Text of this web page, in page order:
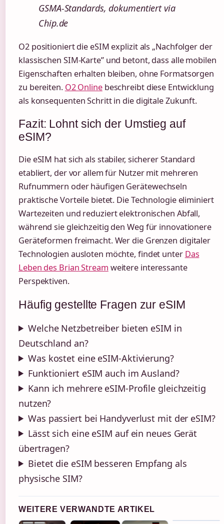
GSMA-Standards, dokumentiert via
Chip.de
O2 positioniert die eSIM explizit als „Nachfolger der
klassischen SIM-Karte” und betont, dass alle mobilen
Eigenschaften erhalten bleiben, ohne Formatsorgen
zu bereiten. O2 Onlinebeschreibt diese Entwicklung
als konsequenten Schritt in die digitale Zukunft.
Fazit: Lohnt sich der Umstieg auf
eSIM?
Die eSIM hat sich als stabiler, sicherer Standard
etabliert, der vor allem für Nutzer mit mehreren
Rufnummern oder häufigen Gerätewechseln
praktische Vorteile bietet. Die Technologie eliminiert
Wartezeiten und reduziert elektronischen Abfall,
während sie gleichzeitig den Weg für innovationere
Geräteformen freimacht. Wer die Grenzen digitaler
Technologien ausloten möchte, findet unter Das
Leben des Brian Stream weitere interessante
Perspektiven.
Häufig gestellte Fragen zur eSIM
Welche Netzbetreiber bieten eSIM in
Deutschland an?
Was kostet eine eSIM-Aktivierung?
Funktioniert eSIM auch im Ausland?
Kann ich mehrere eSIM-Profile gleichzeitig
nutzen?
Was passiert bei Handyverlust mit der eSIM?
Lässt sich eine eSIM auf ein neues Gerät
übertragen?
Bietet die eSIM besseren Empfang als
physische SIM?
WEITERE VERWANDTE ARTIKEL